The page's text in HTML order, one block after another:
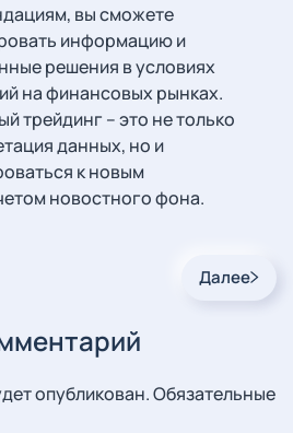
вы сможете
информацию и
решения в условиях
на финансовых рынках.
трейдинг – это не только
данных, но и
к новым
новостного фона.
Далее
опубликован. Обязательные